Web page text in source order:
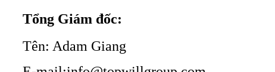
Tổng Giám đốc:
Tên: Adam Giang